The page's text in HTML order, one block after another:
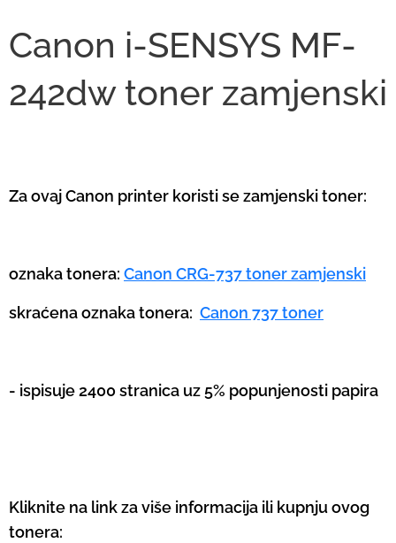
Canon i-SENSYS MF-
242dw toner zamjenski
Za ovaj Canon printer koristi se zamjenski toner:
oznaka tonera: Canon CRG-737 toner zamjenski
skraćena oznaka tonera: Canon 737 toner
- ispisuje 2400 stranica uz 5% popunjenosti papira
Kliknite na link za više informacija ili kupnju ovog
tonera: